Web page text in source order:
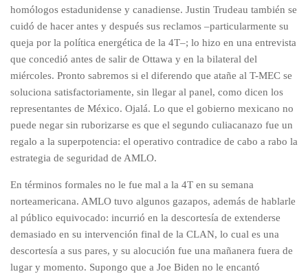
homólogos estadunidense y canadiense. Justin Trudeau también se
cuidó de hacer antes y después sus reclamos –particularmente su
queja por la política energética de la 4T–; lo hizo en una entrevista
que concedió antes de salir de Ottawa y en la bilateral del
miércoles. Pronto sabremos si el diferendo que atañe al T-MEC se
soluciona satisfactoriamente, sin llegar al panel, como dicen los
representantes de México. Ojalá. Lo que el gobierno mexicano no
puede negar sin ruborizarse es que el segundo culiacanazo fue un
regalo a la superpotencia: el operativo contradice de cabo a rabo la
estrategia de seguridad de AMLO.
En términos formales no le fue mal a la 4T en su semana
norteamericana. AMLO tuvo algunos gazapos, además de hablarle
al público equivocado: incurrió en la descortesía de extenderse
demasiado en su intervención final de la CLAN, lo cual es una
descortesía a sus pares, y su alocución fue una mañanera fuera de
lugar y momento. Supongo que a Joe Biden no le encantó